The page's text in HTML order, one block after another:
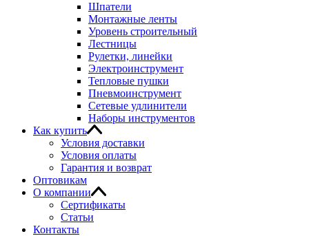
Шпатели
Монтажные ленты
Уровень строительный
Лестницы
Рулетки, линейки
Электроинструмент
Тепловые пушки
Пневмоинструмент
Сетевые удлинители
Наборы инструментов
Как купить
Условия доставки
Условия оплаты
Гарантия и возврат
Оптовикам
О компании
Сертификаты
Статьи
Контакты